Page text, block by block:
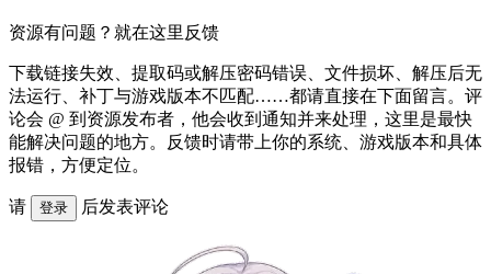
资源有问题？就在这里反馈
下载链接失效、提取码或解压密码错误、文件损坏、解压后无
法运行、补丁与游戏版本不匹配……都请直接在下面留言。评
论会 @ 到资源发布者，他会收到通知并来处理，这里是最快
能解决问题的地方。反馈时请带上你的系统、游戏版本和具体
报错，方便定位。
请 登录 后发表评论